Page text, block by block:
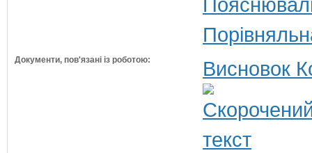
Документи, пов'язані із роботою: Висновок